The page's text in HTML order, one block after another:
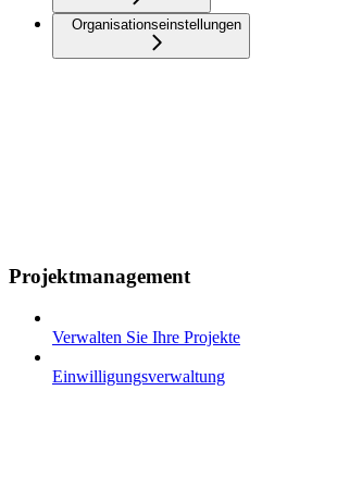
Organisationseinstellungen
Projektmanagement
Verwalten Sie Ihre Projekte
Einwilligungsverwaltung